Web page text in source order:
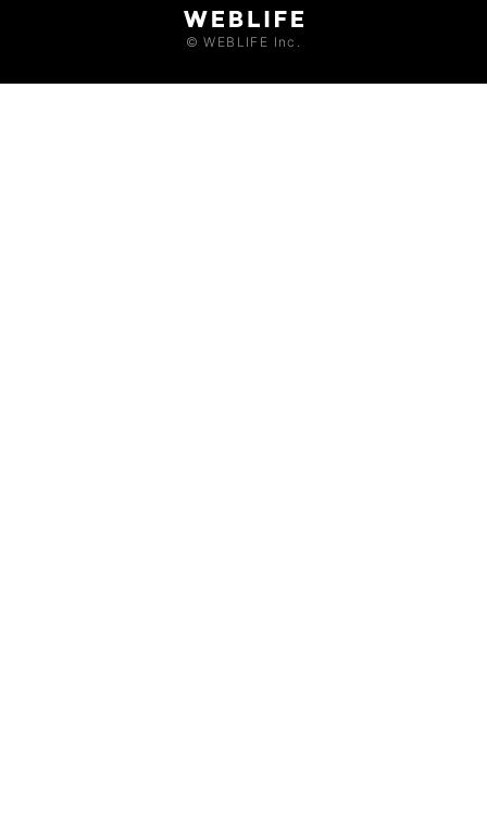
© WEBLIFE Inc.